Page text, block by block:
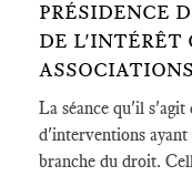
PRÉSIDENCE
DE L'INTÉRÊT
ASSOCIATIONS
La séance qu'il s'agit
d'interventions
branche du droit.